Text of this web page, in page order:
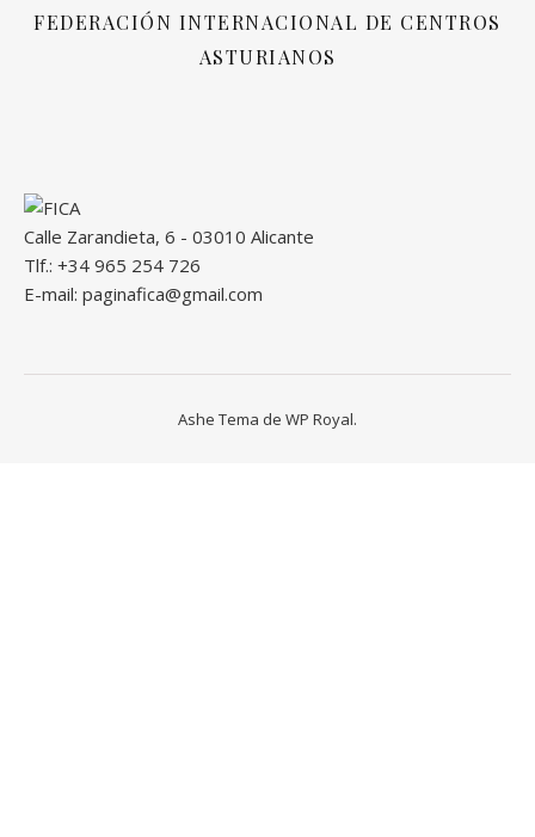
FEDERACIÓN INTERNACIONAL DE CENTROS
ASTURIANOS
Calle Zarandieta, 6 - 03010 Alicante
Tlf.: +34 965 254 726
E-mail: paginafica@gmail.com
Ashe Tema de WP Royal.